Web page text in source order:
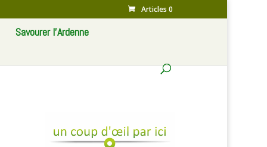
Articles 0
Savourer l’Ardenne